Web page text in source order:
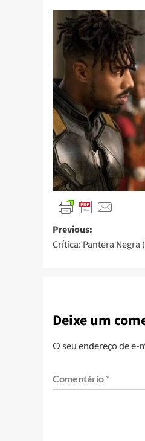
Previous:
Crítica: Pantera Negra
Deixe um
O seu endereço de e-
Comentário *